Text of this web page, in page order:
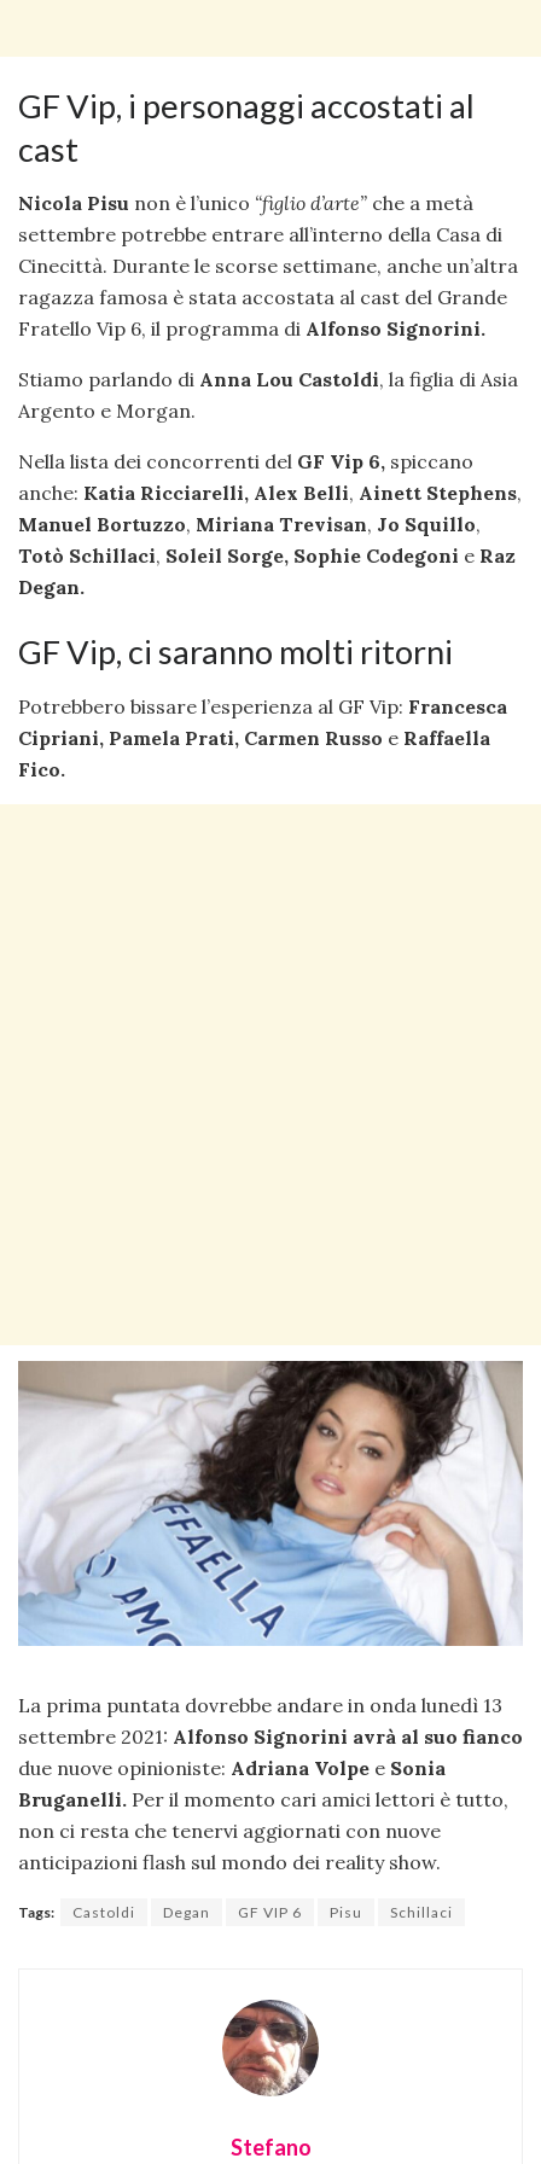
GF Vip, i personaggi accostati al
cast
Nicola Pisu non è l’unico “figlio d’arte” che a metà
settembre potrebbe entrare all’interno della Casa di
Cinecittà. Durante le scorse settimane, anche un’altra
ragazza famosa è stata accostata al cast del Grande
Fratello Vip 6, il programma di Alfonso Signorini.
Stiamo parlando di Anna Lou Castoldi, la figlia di Asia
Argento e Morgan.
Nella lista dei concorrenti del GF Vip 6, spiccano
anche: Katia Ricciarelli, Alex Belli, Ainett Stephens,
Manuel Bortuzzo, Miriana Trevisan, Jo Squillo,
Totò Schillaci, Soleil Sorge, Sophie Codegoni e Raz
Degan.
GF Vip, ci saranno molti ritorni
Potrebbero bissare l’esperienza al GF Vip: Francesca
Cipriani, Pamela Prati, Carmen Russo e Raffaella
Fico.
La prima puntata dovrebbe andare in onda lunedì 13
settembre 2021: Alfonso Signorini avrà al suo fianco
due nuove opinioniste: Adriana Volpe e Sonia
Bruganelli. Per il momento cari amici lettori è tutto,
non ci resta che tenervi aggiornati con nuove
anticipazioni flash sul mondo dei reality show.
Tags: Castoldi Degan GF VIP 6 Pisu Schillaci
Stefano